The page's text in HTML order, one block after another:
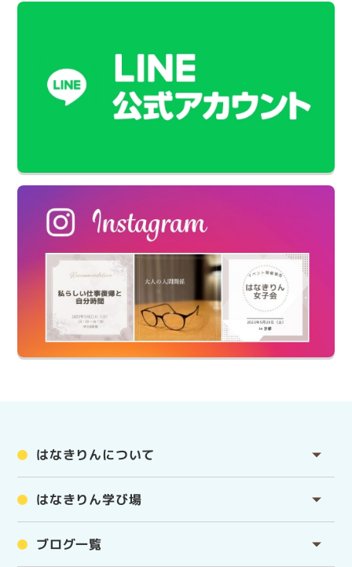
はなきりんについて
はなきりん学び場
ブログ一覧